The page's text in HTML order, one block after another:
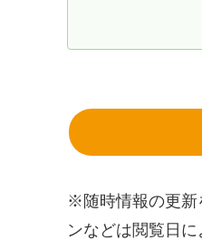
※随時情報の更新
ンなどは閲覧日